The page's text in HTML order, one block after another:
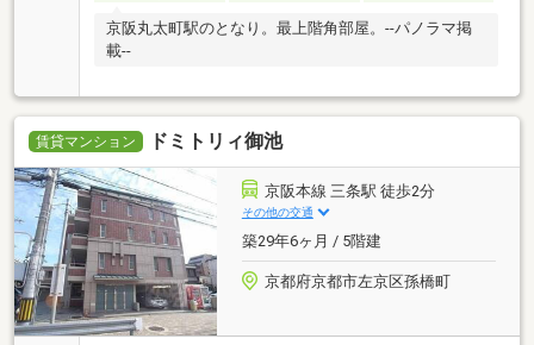
京阪丸太町駅のとなり。最上階角部屋。--パノラマ掲
載--
賃貸マンション ドミトリィ御池
京阪本線 三条駅 徒歩2分
その他の交通
築29年6ヶ月 / 5階建
京都府京都市左京区孫橋町